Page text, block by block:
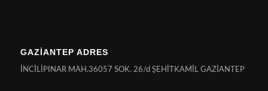
GAZİANTEP ADRES
İNCİLİPINAR MAH.36057 SOK. 26/d ŞEHİTKAMİL GAZİANTEP